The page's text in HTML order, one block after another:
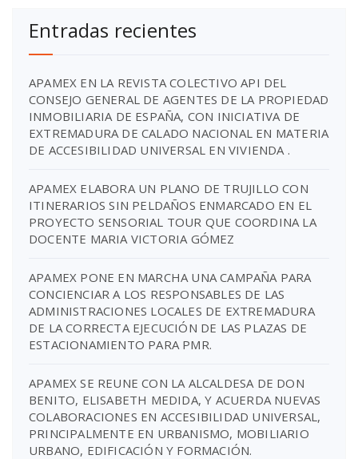
Entradas recientes
APAMEX EN LA REVISTA COLECTIVO API DEL
CONSEJO GENERAL DE AGENTES DE LA PROPIEDAD
INMOBILIARIA DE ESPAÑA, CON INICIATIVA DE
EXTREMADURA DE CALADO NACIONAL EN MATERIA
DE ACCESIBILIDAD UNIVERSAL EN VIVIENDA .
APAMEX ELABORA UN PLANO DE TRUJILLO CON
ITINERARIOS SIN PELDAÑOS ENMARCADO EN EL
PROYECTO SENSORIAL TOUR QUE COORDINA LA
DOCENTE MARIA VICTORIA GÓMEZ
APAMEX PONE EN MARCHA UNA CAMPAÑA PARA
CONCIENCIAR A LOS RESPONSABLES DE LAS
ADMINISTRACIONES LOCALES DE EXTREMADURA
DE LA CORRECTA EJECUCIÓN DE LAS PLAZAS DE
ESTACIONAMIENTO PARA PMR.
APAMEX SE REUNE CON LA ALCALDESA DE DON
BENITO, ELISABETH MEDIDA, Y ACUERDA NUEVAS
COLABORACIONES EN ACCESIBILIDAD UNIVERSAL,
PRINCIPALMENTE EN URBANISMO, MOBILIARIO
URBANO, EDIFICACIÓN Y FORMACIÓN.